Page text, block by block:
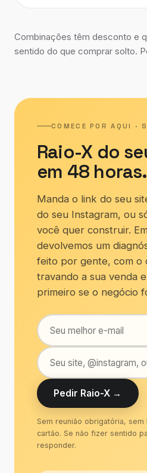
Combinações têm desconto e
sentido do que comprar solto.
COMECE POR AQUI ·
Raio-X do
em 48 horas.
Manda o link do seu
do seu Instagram, ou
você quer construir.
devolvemos um
feito por gente, com o
travando a sua venda
primeiro se o negócio
Pedir Raio-X →
Sem reunião obrigatória,
cartão. Se não fizer sentido
responder.